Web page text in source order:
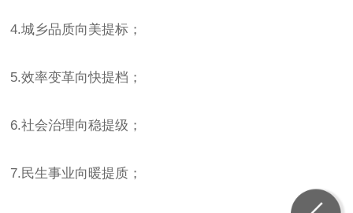
4.城乡品质向美提标；
5.效率变革向快提档；
6.社会治理向稳提级；
7.民生事业向暖提质；